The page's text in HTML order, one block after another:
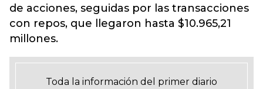
de acciones, seguidas por las transacciones
con repos, que llegaron hasta $10.965,21
millones.
Toda la información del primer diario